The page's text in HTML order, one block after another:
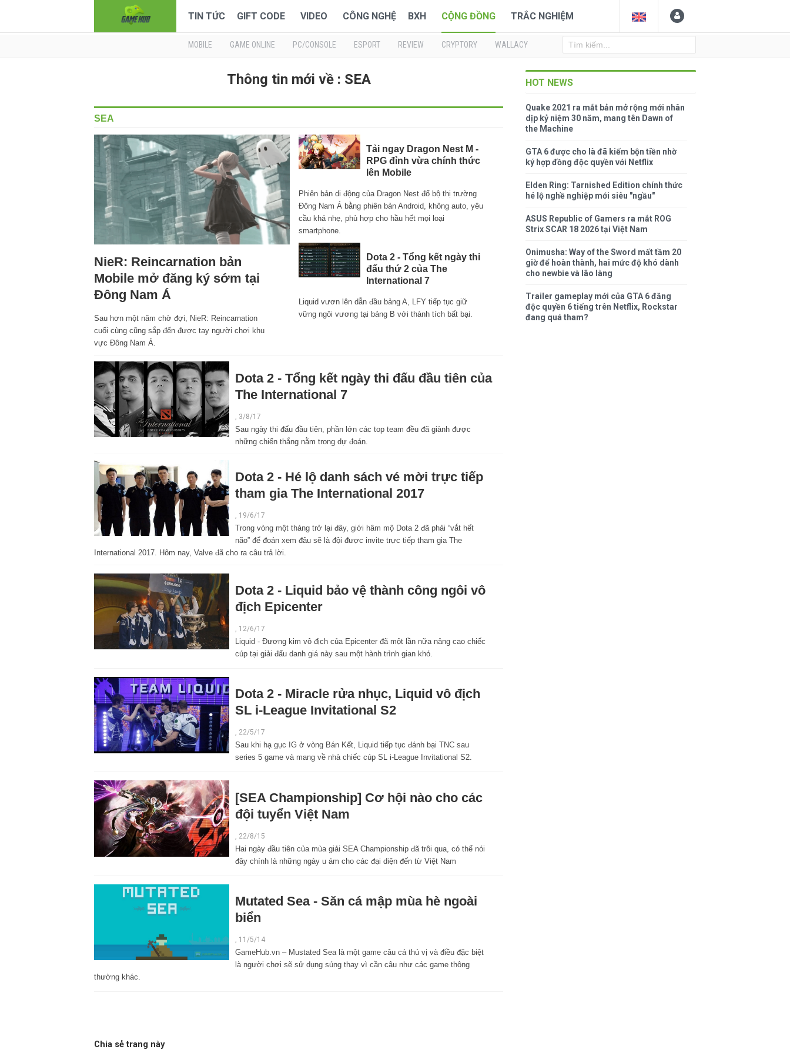
TIN TỨC GIFT CODE VIDEO CÔNG NGHỆ BXH CỘNG ĐỒNG TRẮC NGHIỆM
MOBILE GAME ONLINE PC/CONSOLE ESPORT REVIEW CRYPTORY WALLACY
Thông tin mới về : SEA
SEA
NieR: Reincarnation bản
Mobile mở đăng ký sớm tại
Đông Nam Á
Sau hơn một năm chờ đợi, NieR: Reincarnation
cuối cùng cũng sắp đến được tay người chơi khu
vực Đông Nam Á.
Tải ngay Dragon Nest M -
RPG đỉnh vừa chính thức
lên Mobile
Phiên bản di động của Dragon Nest đổ bộ thị trường
Đông Nam Á bằng phiên bản Android, không auto, yêu
cầu khá nhẹ, phù hợp cho hầu hết mọi loại
smartphone.
Dota 2 - Tổng kết ngày thi
đấu thứ 2 của The
International 7
Liquid vươn lên dẫn đầu bảng A, LFY tiếp tục giữ
vững ngôi vương tại bảng B với thành tích bất bại.
Dota 2 - Tổng kết ngày thi đấu đầu tiên của
The International 7
, 3/8/17
Sau ngày thi đấu đầu tiên, phần lớn các top team đều đã giành được
những chiến thắng nằm trong dự đoán.
Dota 2 - Hé lộ danh sách vé mời trực tiếp
tham gia The International 2017
, 19/6/17
Trong vòng một tháng trở lại đây, giới hâm mộ Dota 2 đã phải “vắt hết
não” để đoán xem đâu sẽ là đội được invite trực tiếp tham gia The
International 2017. Hôm nay, Valve đã cho ra câu trả lời.
Dota 2 - Liquid bảo vệ thành công ngôi vô
địch Epicenter
, 12/6/17
Liquid - Đương kim vô địch của Epicenter đã một lần nữa nâng cao chiếc
cúp tại giải đấu danh giá này sau một hành trình gian khó.
Dota 2 - Miracle rửa nhục, Liquid vô địch
SL i-League Invitational S2
, 22/5/17
Sau khi hạ gục IG ở vòng Bán Kết, Liquid tiếp tục đánh bại TNC sau
series 5 game và mang về nhà chiếc cúp SL i-League Invitational S2.
[SEA Championship] Cơ hội nào cho các
đội tuyển Việt Nam
22/8/15
Hai ngày đầu tiên của mùa giải SEA Championship đã trôi qua, có thể nói
đây chính là những ngày u ám cho các đại diện đến từ Việt Nam
Mutated Sea - Săn cá mập mùa hè ngoài
biển
, 11/5/14
GameHub.vn – Mustated Sea là một game câu cá thú vị và điều đặc biệt
là người chơi sẽ sử dụng súng thay vì cần câu như các game thông
thường khác.
Chia sẻ trang này
HOT NEWS
Quake 2021 ra mắt bản mở rộng mới nhân
dịp kỷ niệm 30 năm, mang tên Dawn of
the Machine
GTA 6 được cho là đã kiếm bộn tiền nhờ
ký hợp đồng độc quyền với Netflix
Elden Ring: Tarnished Edition chính thức
hé lộ nghề nghiệp mới siêu "ngầu"
ASUS Republic of Gamers ra mắt ROG
Strix SCAR 18 2026 tại Việt Nam
Onimusha: Way of the Sword mất tầm 20
giờ để hoàn thành, hai mức độ khó dành
cho newbie và lão làng
Trailer gameplay mới của GTA 6 đăng
độc quyền 6 tiếng trên Netflix, Rockstar
đang quá tham?